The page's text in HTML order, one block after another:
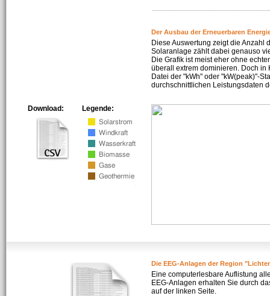
Der Ausbau der Erneuerbaren
Diese Auswertung zeigt die Anzahl
Solaranlage zählt dabei genauso
Die Grafik ist meist eher ohne
überall extrem dominieren. Doch in
Datei der "kWh" oder "kW(peak)"-
durchschnittlichen Leistungsdaten
Legende:
Download:
Die EEG-Anlagen der Region
Eine computerlesbare Auflistung
EEG-Anlagen erhalten Sie durch
auf der linken Seite.